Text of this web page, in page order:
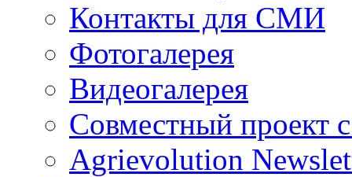
Контакты для СМИ
Фотогалерея
Видеогалерея
Совместный проект
Agrievolution